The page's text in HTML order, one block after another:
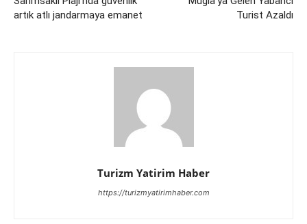
artık atlı jandarmaya emanet
Turist Azaldı
Turizm Yatirim Haber
https://turizmyatirimhaber.com